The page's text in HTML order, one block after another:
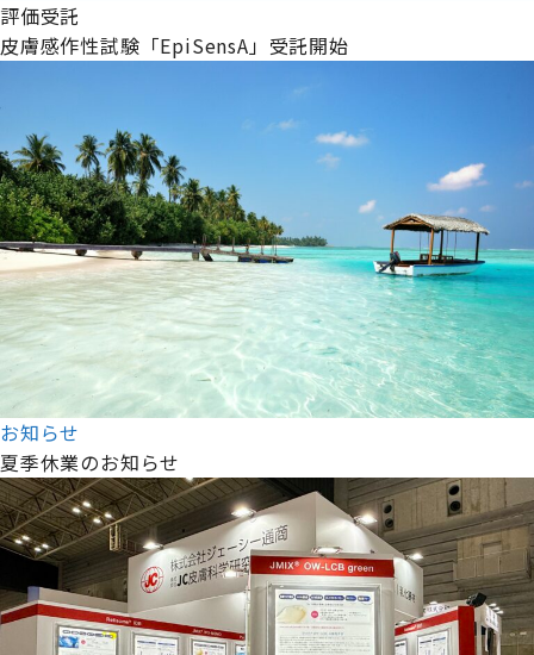
評価受託
皮膚感作性試験「EpiSensA」受託開始
お知らせ
夏季休業のお知らせ